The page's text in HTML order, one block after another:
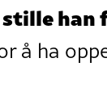
stille han
å ha